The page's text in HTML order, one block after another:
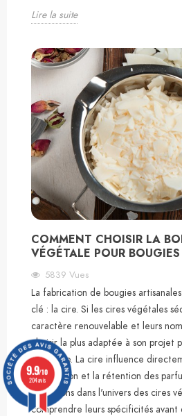
Lire la suite
COMMENT CHOISIR LA
VÉGÉTALE POUR
5839 Vues
La fabrication de bougies
clé : la cire. Si les cires végétales
caractère renouvelable et leurs
choisir la plus adaptée à son projet
complexe. La cire influence
combustion et la rétention des
Plongeons dans l'univers des cires
comprendre leurs spécificités
9.9/10
204 avis